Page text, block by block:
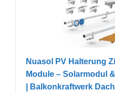
Nuasol PV Halterung
Module – Solarmodul
| Balkonkraftwerk